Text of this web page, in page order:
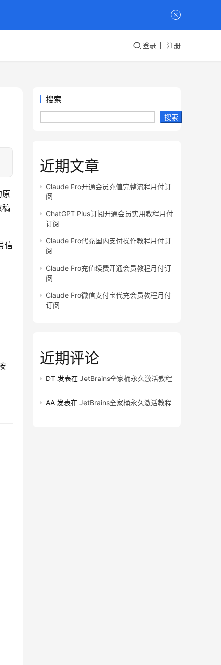
登录 注册
原
稿
信
搜索
搜索
近期文章
Claude Pro开通会员充值完整流程月付订
阅
ChatGPT Plus订阅开通会员实用教程月付
订阅
Claude Pro代充国内支付操作教程月付订
阅
Claude Pro充值续费开通会员教程月付订
阅
Claude Pro微信支付宝代充会员教程月付
订阅
近期评论
DT 发表在 JetBrains全家桶永久激活教程
AA 发表在 JetBrains全家桶永久激活教程